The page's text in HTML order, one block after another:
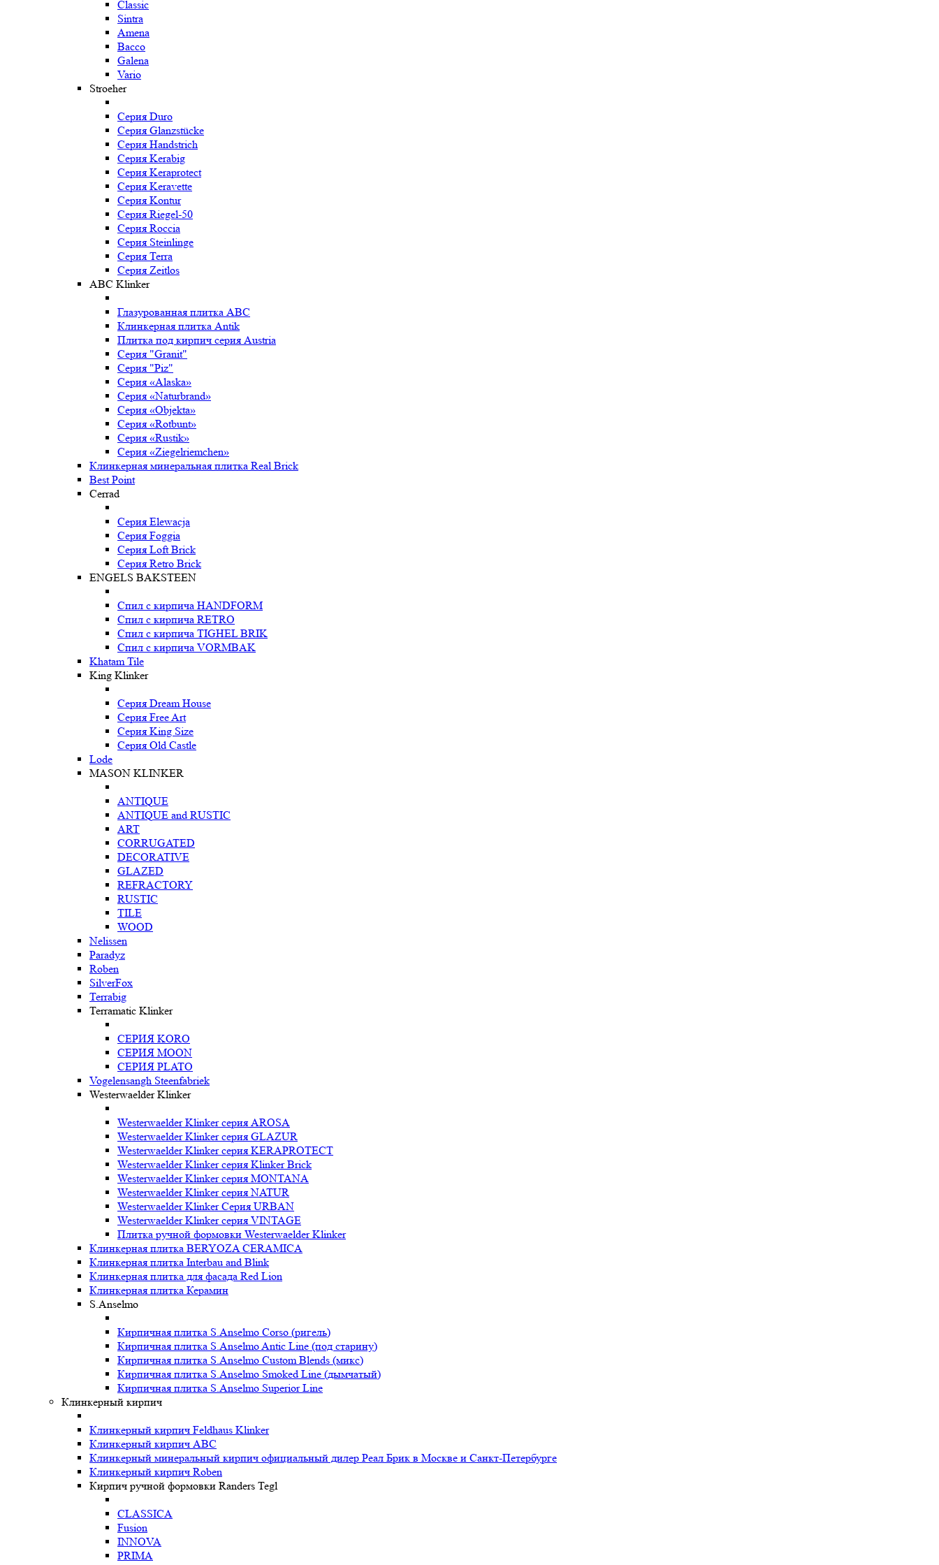
Classic
Sintra
Amena
Bacco
Galena
Vario
Stroeher
Серия Duro
Серия Glanzstücke
Серия Handstrich
Серия Kerabig
Серия Keraprotect
Серия Keravette
Серия Kontur
Серия Riegel-50
Серия Roccia
Серия Steinlinge
Серия Terra
Серия Zeitlos
ABC Klinker
Глазурованная плитка ABC
Клинкерная плитка Antik
Плитка под кирпич серия Austria
Серия "Granit"
Серия "Piz"
Серия «Alaska»
Серия «Naturbrand»
Серия «Objekta»
Серия «Rotbunt»
Серия «Rustik»
Серия «Ziegelriemchen»
Клинкерная минеральная плитка Real Brick
Best Point
Cerrad
Серия Elewacja
Серия Foggia
Серия Loft Brick
Серия Retro Brick
ENGELS BAKSTEEN
Спил с кирпича HANDFORM
Спил с кирпича RETRO
Спил с кирпича TIGHEL BRIK
Спил с кирпича VORMBAK
Khatam Tile
King Klinker
Серия Dream House
Серия Free Art
Серия King Size
Серия Old Castle
Lode
MASON KLINKER
ANTIQUE
ANTIQUE and RUSTIC
ART
CORRUGATED
DECORATIVE
GLAZED
REFRACTORY
RUSTIC
TILE
WOOD
Nelissen
Paradyz
Roben
SilverFox
Terrabig
Terramatic Klinker
СЕРИЯ KORO
СЕРИЯ MOON
СЕРИЯ PLATO
Vogelensangh Steenfabriek
Westerwaelder Klinker
Westerwaelder Klinker серия AROSA
Westerwaelder Klinker серия GLAZUR
Westerwaelder Klinker серия KERAPROTECT
Westerwaelder Klinker серия Klinker Brick
Westerwaelder Klinker серия MONTANA
Westerwaelder Klinker серия NATUR
Westerwaelder Klinker Серия URBAN
Westerwaelder Klinker серия VINTAGE
Плитка ручной формовки Westerwaelder Klinker
Клинкерная плитка BERYOZA CERAMICA
Клинкерная плитка Interbau and Blink
Клинкерная плитка для фасада Red Lion
Клинкерная плитка Керамин
S.Anselmo
Кирпичная плитка S.Anselmo Corso (ригель)
Кирпичная плитка S.Anselmo Antic Line (под старину)
Кирпичная плитка S.Anselmo Custom Blends (микс)
Кирпичная плитка S.Anselmo Smoked Line (дымчатый)
Кирпичная плитка S.Anselmo Superior Line
Клинкерный кирпич
Клинкерный кирпич Feldhaus Klinker
Клинкерный кирпич ABC
Клинкерный минеральный кирпич официальный дилер Реал Брик в Москве и Санкт-Петербурге
Клинкерный кирпич Roben
Кирпич ручной формовки Randers Tegl
CLASSICA
Fusion
INNOVA
PRIMA